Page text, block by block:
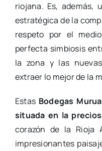
riojana. Es, además,
estratégica de la
respeto por el
perfecta simbiosis
la zona y las
extraer lo mejor de la
Estas Bodegas Murua
situada en la
corazón de la Rioja
impresionantes